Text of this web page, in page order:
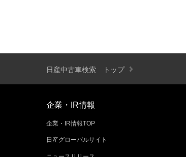
日産中古車検索 トップ
企業・IR情報
企業・IR情報TOP
日産グローバルサイト